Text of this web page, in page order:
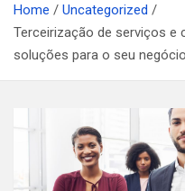
Home
Uncategorized
Terceirização de serviços e
soluções para o seu negócio